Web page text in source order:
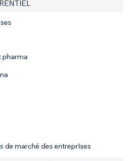
pharma
de marché des entreprises